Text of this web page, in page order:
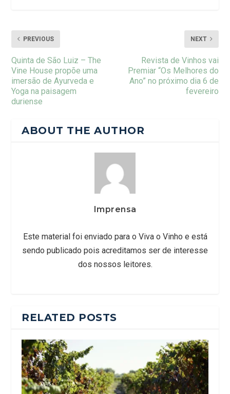
PREVIOUS
Quinta de São Luiz – The
Vine House propõe uma
imersão de Ayurveda e
Yoga na paisagem
duriense
NEXT
Revista de Vinhos vai
Premiar “Os Melhores do
Ano” no próximo dia 6 de
fevereiro
ABOUT THE AUTHOR
Imprensa
Este material foi enviado para o Viva o Vinho e está
sendo publicado pois acreditamos ser de interesse
dos nossos leitores.
RELATED POSTS